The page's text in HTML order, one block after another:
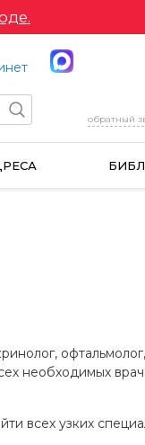
обратный
необходимых
всех узких